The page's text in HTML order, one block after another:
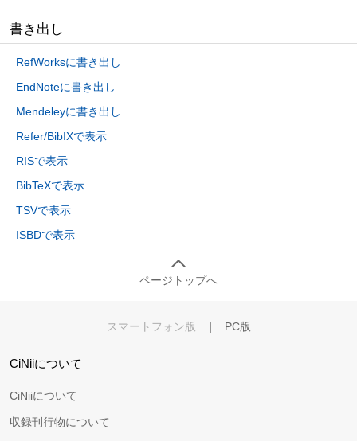
書き出し
RefWorksに書き出し
EndNoteに書き出し
Mendeleyに書き出し
Refer/BibIXで表示
RISで表示
BibTeXで表示
TSVで表示
ISBDで表示
ページトップへ
スマートフォン版 | PC版
CiNiiについて
CiNiiについて
収録刊行物について